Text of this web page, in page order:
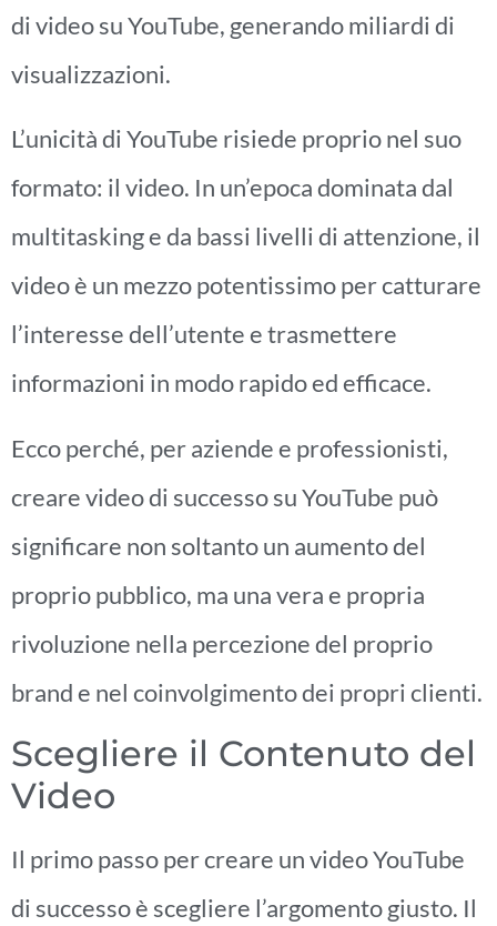
di video su YouTube, generando miliardi di
visualizzazioni.
L’unicità di YouTube risiede proprio nel suo
formato: il video. In un’epoca dominata dal
multitasking e da bassi livelli di attenzione, il
video è un mezzo potentissimo per catturare
l’interesse dell’utente e trasmettere
informazioni in modo rapido ed efficace.
Ecco perché, per aziende e professionisti,
creare video di successo su YouTube può
significare non soltanto un aumento del
proprio pubblico, ma una vera e propria
rivoluzione nella percezione del proprio
brand e nel coinvolgimento dei propri clienti.
Scegliere il Contenuto del
Video
Il primo passo per creare un video YouTube
di successo è scegliere l’argomento giusto. Il